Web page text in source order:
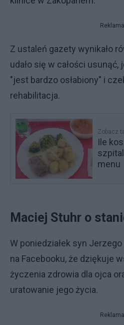
Reklama
Z ustaleń gazety wynikało
udało się w całości
"jest bardzo osłabiony" i
rehabilitacja.
Zobacz
Ile
menu
Maciej Stuhr o
W poniedziałek syn
na Facebooku, że dziękuje
życzenia zdrowia dla ojca
uratowanie jego życia.
Reklama